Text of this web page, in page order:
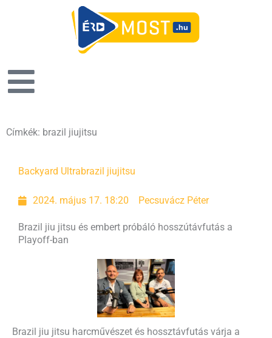
Címkék: brazil jiujitsu
Backyard Ultrabrazil jiujitsu
2024. május 17. 18:20 Pecsuvácz Péter
Brazil jiu jitsu és embert próbáló hosszútávfutás a
Playoff-ban
Brazil jiu jitsu harcművészet és hossztávfutás várja a